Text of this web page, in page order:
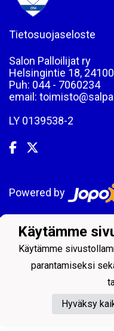
Tietosuojaseloste
Salon Palloilijat ry
Helsingintie 18, 24100
Puh: 044 - 7060234
email:
LY 0139538-2
Powered by
Käytämme
Käytämme
parantamiseksi
Hyväksy